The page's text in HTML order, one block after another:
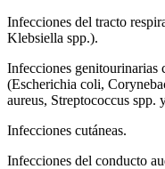
Infecciones del tracto
Klebsiella spp.).
Infecciones
(Escherichia coli,
aureus, Streptococcus spp.
Infecciones cutáneas.
Infecciones del conducto